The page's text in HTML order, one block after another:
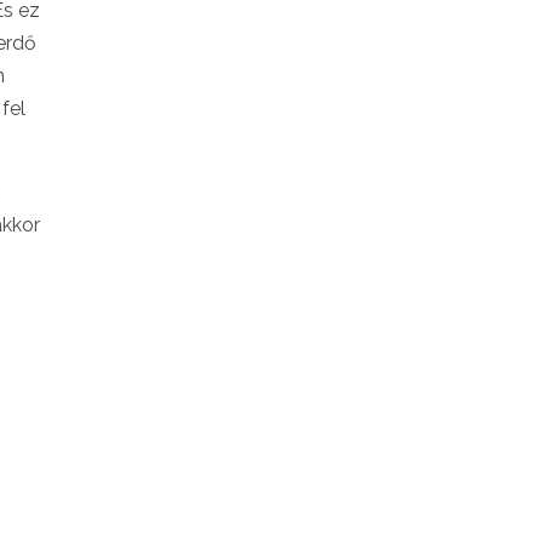
ez
fel